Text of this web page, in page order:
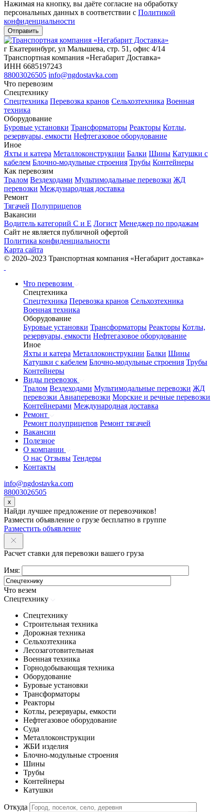
Нажимая на кнопку, вы даёте согласие на обработку
персональных данных в соответствии c Политикой
конфиденциальности
г Екатеринбург, ул Малышева, стр. 51, офис 4/14
Транспортная компания «Негабарит Доставка»
ИНН 6685197243
88003026505 info@ngdostavka.com
Что перевозим
Спецтехнику
Спецтехника Перевозка кранов Сельхозтехника Военная
техника
Оборудование
Буровые установки Трансформаторы Реакторы Котлы,
резервуары, емкости Нефтегазовое оборудование
Иное
Яхты и катера Металлоконструкции Балки Шины Катушки с
кабелем Блочно-модульные строения Трубы Контейнеры
Как перевозим
Тралом Вездеходами Мультимодальные перевозки ЖД
перевозки Международная доставка
Ремонт
Тягачей Полуприцепов
Вакансии
Водитель категорий С и Е Логист Менеджер по продажам
Сайт не является публичной офертой
Политика конфиденциальности
Карта сайта
© 2020–2023 Транспортная компания «Негабарит доставка»
Что перевозим
Спецтехника
Спецтехника Перевозка кранов Сельхозтехника
Военная техника
Оборудование
Буровые установки Трансформаторы Реакторы Котлы,
резервуары, емкости Нефтегазовое оборудование
Иное
Яхты и катера Металлоконструкции Балки Шины
Катушки с кабелем Блочно-модульные строения Трубы
Контейнеры
Виды перевозок
Тралом Вездеходами Мультимодальные перевозки ЖД
перевозки Авиаперевозки Морские и речные перевозки
Контейнерами Международная доставка
Ремонт
Ремонт полуприцепов Ремонт тягачей
Вакансии
Полезное
О компании
О нас Отзывы Тендеры
Контакты
info@ngdostavka.com
88003026505
x
Найди лучшее предложение от перевозчиков!
Размести объявление о грузе бесплатно в группе
Разместить объявление
Расчет ставки для перевозки вашего груза
Имя:
Что везем
Спецтехнику
Спецтехнику
Строительная техника
Дорожная техника
Сельхозтехника
Лесозаготовительная
Военная техника
Горнодобывающая техника
Оборудование
Буровые установки
Трансформаторы
Реакторы
Котлы, резервуары, емкости
Нефтегазовое оборудование
Cуда
Металлоконструкции
ЖБИ изделия
Блочно-модульные строения
Шины
Трубы
Контейнеры
Катушки
Откуда